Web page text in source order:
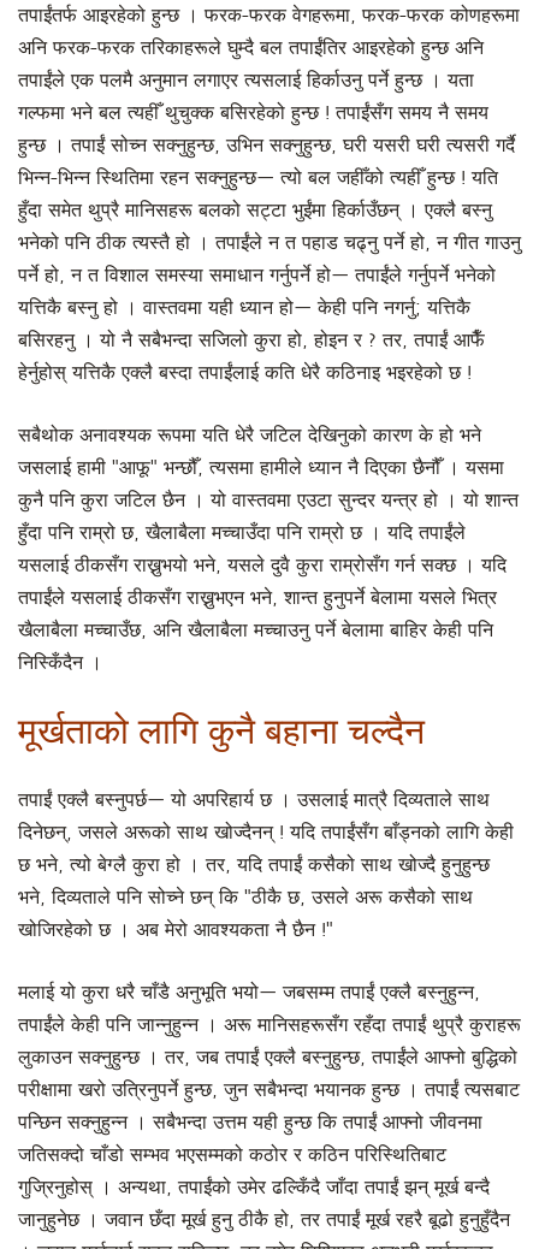
तपाईंतर्फ आइरहेको हुन्छ । फरक-फरक वेगहरूमा, फरक-फरक कोणहरूमा
अनि फरक-फरक तरिकाहरूले घुम्दै बल तपाईंतिर आइरहेको हुन्छ अनि
तपाईंले एक पलमै अनुमान लगाएर त्यसलाई हिर्काउनु पर्ने हुन्छ । यता
गल्फमा भने बल त्यहीँ थुचुक्क बसिरहेको हुन्छ ! तपाईंसँग समय नै समय
हुन्छ । तपाईं सोच्न सक्नुहुन्छ, उभिन सक्नुहुन्छ, घरी यसरी घरी त्यसरी गर्दै
भिन्न-भिन्न स्थितिमा रहन सक्नुहुन्छ— त्यो बल जहीँको त्यहीँ हुन्छ ! यति
हुँदा समेत थुप्रै मानिसहरू बलको सट्टा भुईंमा हिर्काउँछन् । एक्लै बस्नु
भनेको पनि ठीक त्यस्तै हो । तपाईंले न त पहाड चढ्नु पर्ने हो, न गीत गाउनु
पर्ने हो, न त विशाल समस्या समाधान गर्नुपर्ने हो— तपाईंले गर्नुपर्ने भनेको
यत्तिकै बस्नु हो । वास्तवमा यही ध्यान हो— केही पनि नगर्नु; यत्तिकै
बसिरहनु । यो नै सबैभन्दा सजिलो कुरा हो, होइन र ? तर, तपाईं आफैँ
हेर्नुहोस् यत्तिकै एक्लै बस्दा तपाईंलाई कति धेरै कठिनाइ भइरहेको छ !
सबैथोक अनावश्यक रूपमा यति धेरै जटिल देखिनुको कारण के हो भने
जसलाई हामी "आफू" भन्छौँ, त्यसमा हामीले ध्यान नै दिएका छैनौँ । यसमा
कुनै पनि कुरा जटिल छैन । यो वास्तवमा एउटा सुन्दर यन्त्र हो । यो शान्त
हुँदा पनि राम्रो छ, खैलाबैला मच्चाउँदा पनि राम्रो छ । यदि तपाईंले
यसलाई ठीकसँग राख्नुभयो भने, यसले दुवै कुरा राम्रोसँग गर्न सक्छ । यदि
तपाईंले यसलाई ठीकसँग राख्नुभएन भने, शान्त हुनुपर्ने बेलामा यसले भित्र
खैलाबैला मच्चाउँछ, अनि खैलाबैला मच्चाउनु पर्ने बेलामा बाहिर केही पनि
निस्किँदैन ।
मूर्खताको लागि कुनै बहाना चल्दैन
तपाईं एक्लै बस्नुपर्छ— यो अपरिहार्य छ । उसलाई मात्रै दिव्यताले साथ
दिनेछन्, जसले अरूको साथ खोज्दैनन् ! यदि तपाईंसँग बाँड्नको लागि केही
छ भने, त्यो बेग्लै कुरा हो । तर, यदि तपाईं कसैको साथ खोज्दै हुनुहुन्छ
भने, दिव्यताले पनि सोच्ने छन् कि "ठीकै छ, उसले अरू कसैको साथ
खोजिरहेको छ । अब मेरो आवश्यकता नै छैन !"
मलाई यो कुरा धरै चाँडै अनुभूति भयो— जबसम्म तपाईं एक्लै बस्नुहुन्न,
तपाईंले केही पनि जान्नुहुन्न । अरू मानिसहरूसँग रहँदा तपाईं थुप्रै कुराहरू
लुकाउन सक्नुहुन्छ । तर, जब तपाईं एक्लै बस्नुहुन्छ, तपाईंले आफ्नो बुद्धिको
परीक्षामा खरो उत्रिनुपर्ने हुन्छ, जुन सबैभन्दा भयानक हुन्छ । तपाईं त्यसबाट
पन्छिन सक्नुहुन्न । सबैभन्दा उत्तम यही हुन्छ कि तपाईं आफ्नो जीवनमा
जतिसक्दो चाँडो सम्भव भएसम्मको कठोर र कठिन परिस्थितिबाट
गुज्रिनुहोस् । अन्यथा, तपाईंको उमेर ढल्किँदै जाँदा तपाईं झन् मूर्ख बन्दै
जानुहुनेछ । जवान छँदा मूर्ख हुनु ठीकै हो, तर तपाईं मूर्ख रहरै बूढो हुनुहुँदैन